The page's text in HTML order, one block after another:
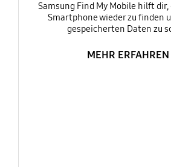
Samsung Find My Mobile hilft
Smartphone wieder zu finden
gespeicherten Daten zu
MEHR ERFAHREN